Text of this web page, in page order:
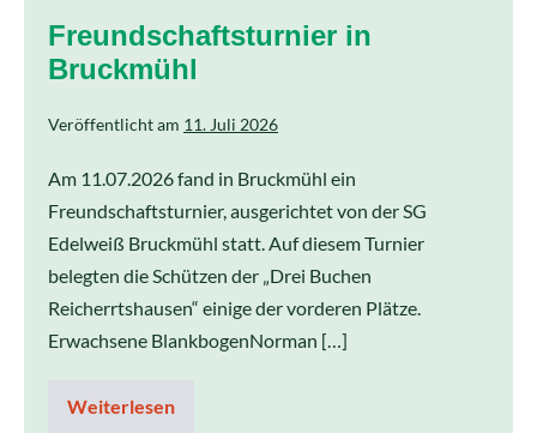
Freundschaftsturnier in
Bruckmühl
Veröffentlicht am 11. Juli 2026
Am 11.07.2026 fand in Bruckmühl ein
Freundschaftsturnier, ausgerichtet von der SG
Edelweiß Bruckmühl statt. Auf diesem Turnier
belegten die Schützen der „Drei Buchen
Reicherrtshausen“ einige der vorderen Plätze.
Erwachsene BlankbogenNorman […]
Weiterlesen